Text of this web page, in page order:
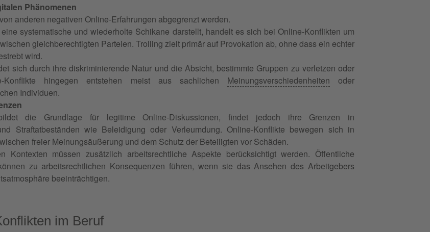
Phänomenen
anderen negativen Online-Erfahrungen abgegrenzt werden.
systematische und wiederholte Schikane darstellt, handelt es sich bei Online-Konflikten um
gleichberechtigten Parteien. Trolling zielt primär auf Provokation ab, ohne dass ein echter
wird.
sich durch ihre diskriminierende Natur und die Absicht, bestimmte Gruppen zu verletzen oder
Konflikte hingegen entstehen meist aus sachlichen Meinungsverschiedenheiten oder
Individuen.
die Grundlage für legitime Online-Diskussionen, findet jedoch ihre Grenzen in
Straftatbeständen wie Beleidigung oder Verleumdung. Online-Konflikte bewegen sich in
freier Meinungsäußerung und dem Schutz der Beteiligten vor Schäden.
Kontexten müssen zusätzlich arbeitsrechtliche Aspekte berücksichtigt werden. Öffentliche
zu arbeitsrechtlichen Konsequenzen führen, wenn sie das Ansehen des Arbeitgebers
beeinträchtigen.
im Beruf